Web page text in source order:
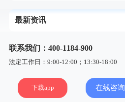
最新资讯
联系我们：400-1184-900
法定工作日：9:00-12:00；13:30-18:00
下载app 在线咨询